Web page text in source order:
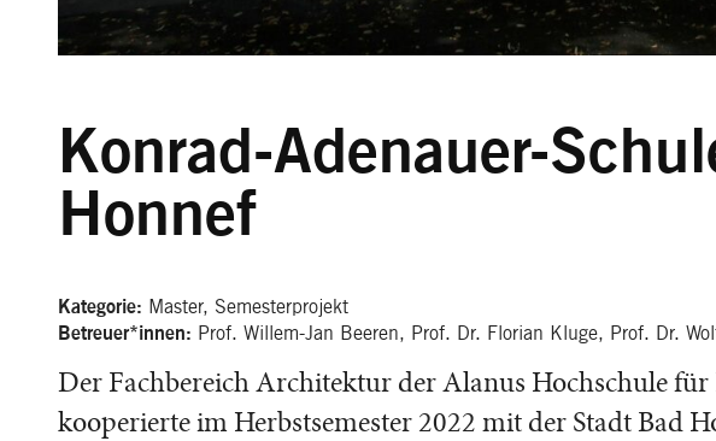
Konrad-Adenauer-
Honnef
Kategorie: Master, Semesterprojekt
Betreuer*innen: Prof. Willem-Jan Beeren, Prof. Dr. Florian Kluge, Prof. Dr.
Der Fachbereich Architektur der Alanus Hochschule für
kooperierte im Herbstsemester 2022 mit der Stadt Bad